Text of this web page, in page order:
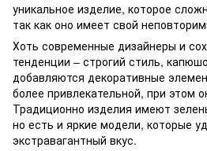
уникальное изделие, которое
так как оно имеет свой
Хоть современные дизайнеры и
тенденции – строгий стиль,
добавляются декоративные
более привлекательной, при этом
Традиционно изделия имеют
но есть и яркие модели, которые
экстравагантный вкус.